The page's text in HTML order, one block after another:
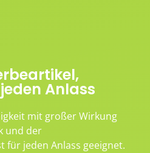
Anlass
mit großer Wirkung
und der
jeden Anlass geeignet.